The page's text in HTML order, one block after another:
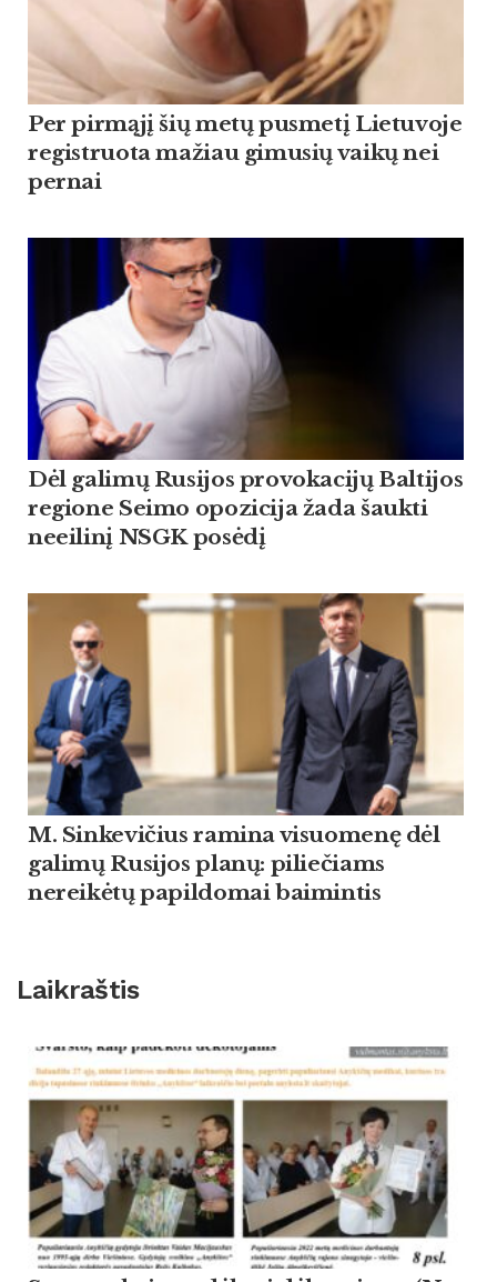
Per pirmąjį šių metų pusmetį Lietuvoje
registruota mažiau gimusių vaikų nei
pernai
Dėl galimų Rusijos provokacijų Baltijos
regione Seimo opozicija žada šaukti
neeilinį NSGK posėdį
M. Sinkevičius ramina visuomenę dėl
galimų Rusijos planų: piliečiams
nereikėtų papildomai baimintis
Laikraštis